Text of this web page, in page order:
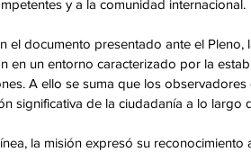
y a la comunidad internacional.
el documento presentado ante el
en un entorno caracterizado por la
A ello se suma que los
significativa de la ciudadanía a lo largo
la misión expresó su